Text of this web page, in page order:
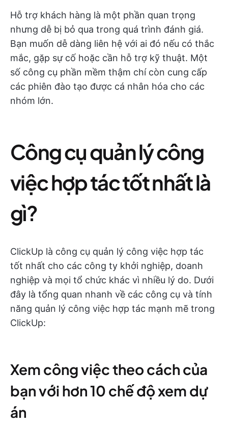
Hỗ trợ khách hàng là một phần quan trọng
nhưng dễ bị bỏ qua trong quá trình đánh giá.
Bạn muốn dễ dàng liên hệ với ai đó nếu có thắc
mắc, gặp sự cố hoặc cần hỗ trợ kỹ thuật. Một
số công cụ phần mềm thậm chí còn cung cấp
các phiên đào tạo được cá nhân hóa cho các
nhóm lớn.
Công cụ quản lý công
việc hợp tác tốt nhất là
gì?
ClickUp là công cụ quản lý công việc hợp tác
tốt nhất cho các công ty khởi nghiệp, doanh
nghiệp và mọi tổ chức khác vì nhiều lý do. Dưới
đây là tổng quan nhanh về các công cụ và tính
năng quản lý công việc hợp tác mạnh mẽ trong
ClickUp:
Xem công việc theo cách của
bạn với hơn 10 chế độ xem dự
án